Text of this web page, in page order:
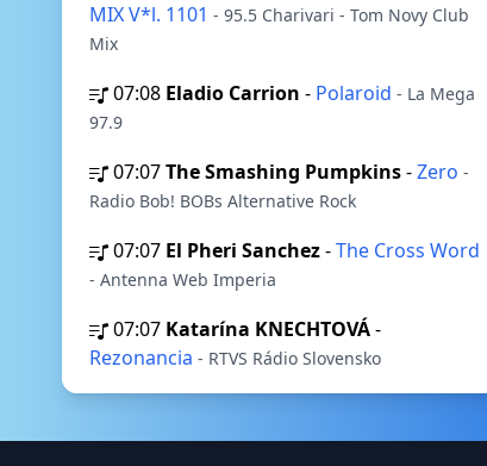
MIX V*l. 1101 - 95.5 Charivari - Tom Novy Club
Mix
07:08 Eladio Carrion - Polaroid - La Mega
97.9
07:07The Smashing Pumpkins-Zero -
Radio Bob! BOBs Alternative Rock
07:07 El Pheri Sanchez-The Cross Word
- Antenna Web Imperia
07:07 Katarína KNECHTOVÁ-
Rezonancia - RTVS Rádio Slovensko